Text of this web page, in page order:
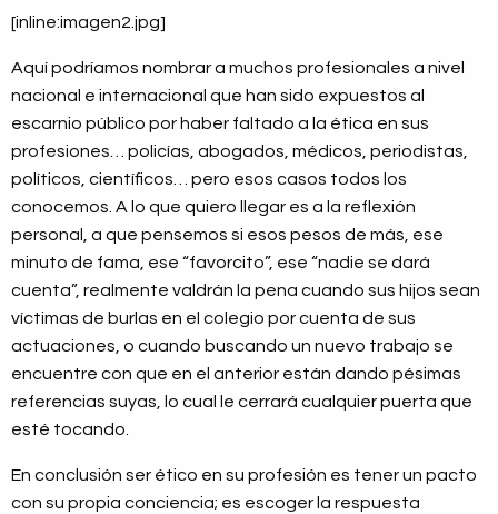
[inline:imagen2.jpg]
Aquí podríamos nombrar a muchos profesionales a nivel
nacional e internacional que han sido expuestos al
escarnio público por haber faltado a la ética en sus
profesiones… policías, abogados, médicos, periodistas,
políticos, científicos… pero esos casos todos los
conocemos. A lo que quiero llegar es a la reflexión
personal, a que pensemos si esos pesos de más, ese
minuto de fama, ese “favorcito”, ese “nadie se dará
cuenta”, realmente valdrán la pena cuando sus hijos sean
víctimas de burlas en el colegio por cuenta de sus
actuaciones, o cuando buscando un nuevo trabajo se
encuentre con que en el anterior están dando pésimas
referencias suyas, lo cual le cerrará cualquier puerta que
esté tocando.
En conclusión ser ético en su profesión es tener un pacto
con su propia conciencia; es escoger la respuesta